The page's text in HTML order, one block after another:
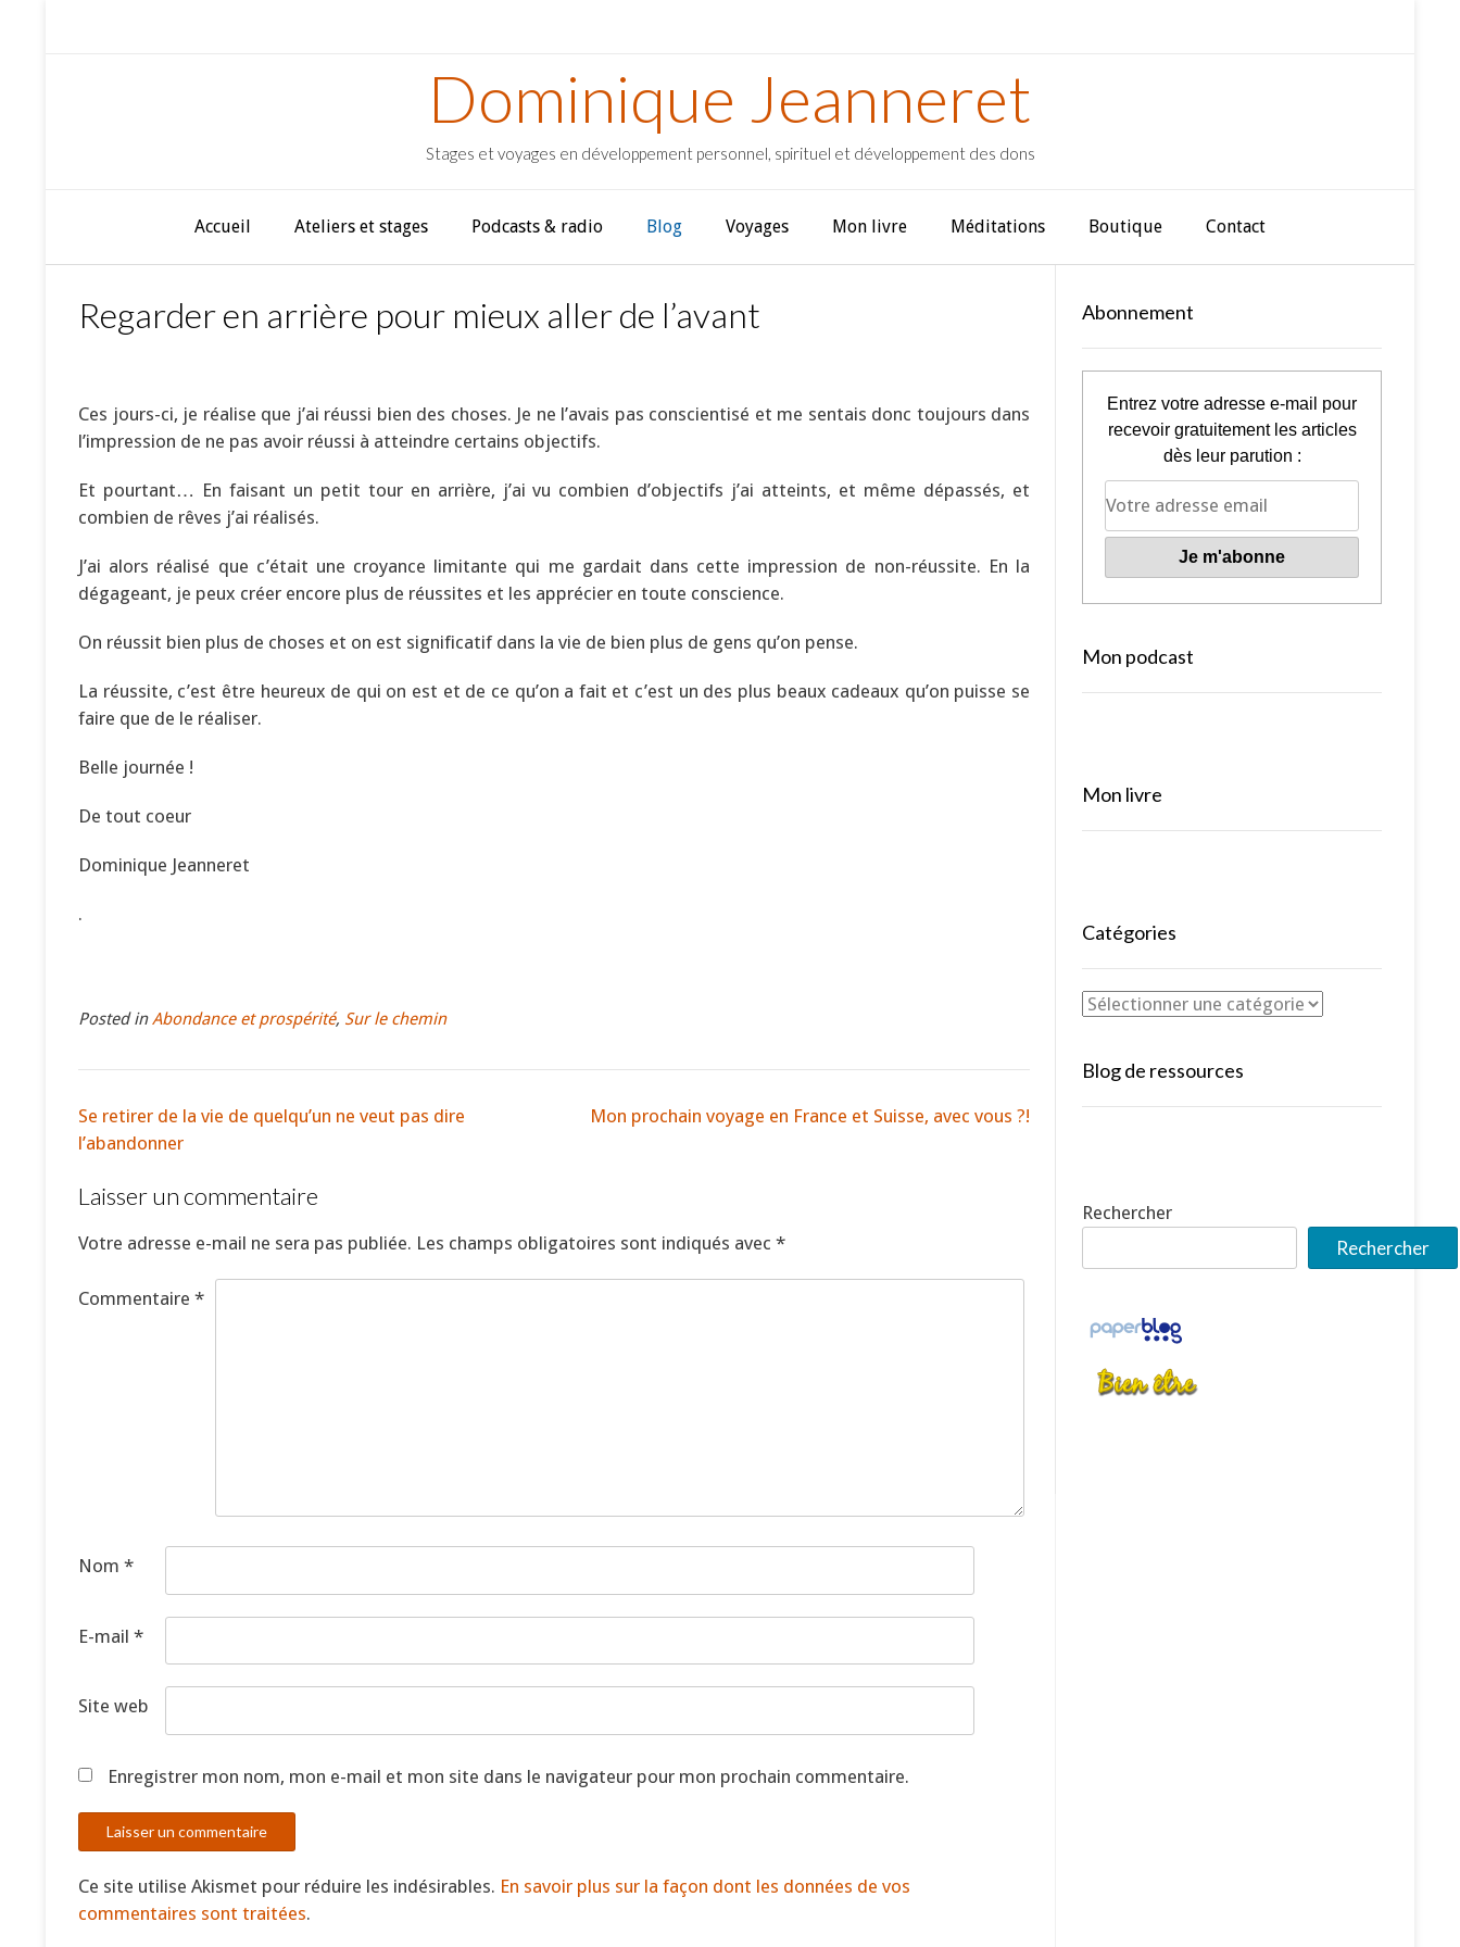
Dominique Jeanneret
Stages et voyages en développement personnel, spirituel et développement des dons
Accueil Ateliers et stages Podcasts & radio Blog Voyages Mon livre Méditations Boutique Contact
Regarder en arrière pour mieux aller de l’avant
Ces jours-ci, je réalise que j’ai réussi bien des choses. Je ne l’avais pas conscientisé et me sentais donc toujours dans
l’impression de ne pas avoir réussi à atteindre certains objectifs.
Et pourtant… En faisant un petit tour en arrière, j’ai vu combien d’objectifs j’ai atteints, et même dépassés, et
combien de rêves j’ai réalisés.
J’ai alors réalisé que c’était une croyance limitante qui me gardait dans cette impression de non-réussite. En la
dégageant, je peux créer encore plus de réussites et les apprécier en toute conscience.
On réussit bien plus de choses et on est significatif dans la vie de bien plus de gens qu’on pense.
La réussite, c’est être heureux de qui on est et de ce qu’on a fait et c’est un des plus beaux cadeaux qu’on puisse se
faire que de le réaliser.
Belle journée !
De tout coeur
Dominique Jeanneret
.
Posted inAbondance et prospérité, Sur le chemin
Se retirer de la vie de quelqu’un ne veut pas dire
l’abandonner
Mon prochain voyage en France et Suisse, avec vous ?!
Laisser un commentaire
Votre adresse e-mail ne sera pas publiée. Les champs obligatoires sont indiqués avec *
Commentaire *
Nom *
E-mail *
Site web
Enregistrer mon nom, mon e-mail et mon site dans le navigateur pour mon prochain commentaire.
Ce site utilise Akismet pour réduire les indésirables. En savoir plus sur la façon dont les données de vos
commentaires sont traitées.
Abonnement
Entrez votre adresse e-mail pour
recevoir gratuitement les articles
dès leur parution :
Mon podcast
Mon livre
Catégories
Blog de ressources
Rechercher
Rechercher